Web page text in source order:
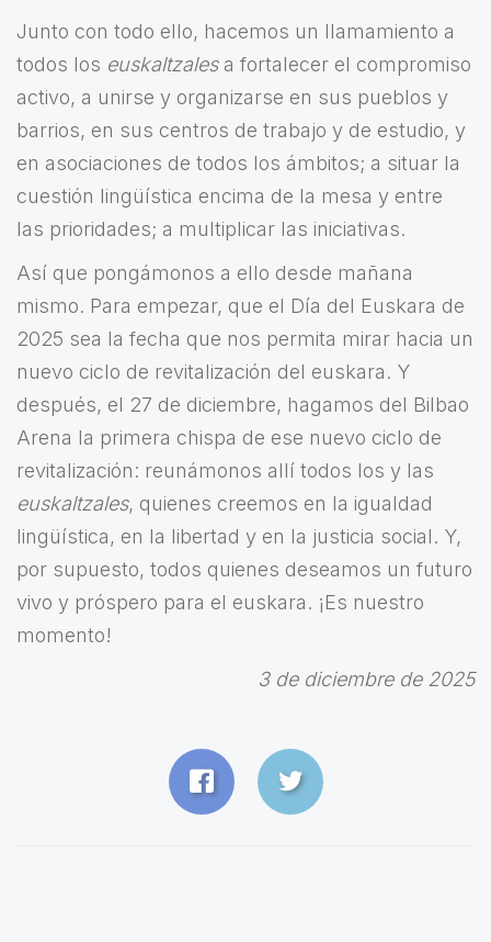
Junto con todo ello, hacemos un llamamiento a
todos los euskaltzalesa fortalecer el compromiso
activo, a unirse y organizarse en sus pueblos y
barrios, en sus centros de trabajo y de estudio, y
en asociaciones de todos los ámbitos; a situar la
cuestión lingüística encima de la mesa y entre
las prioridades; a multiplicar las iniciativas.
Así que pongámonos a ello desde mañana
mismo. Para empezar, que el Día del Euskara de
2025 sea la fecha que nos permita mirar hacia un
nuevo ciclo de revitalización del euskara. Y
después, el 27 de diciembre, hagamos del Bilbao
Arena la primera chispa de ese nuevo ciclo de
revitalización: reunámonos allí todos los y las
euskaltzales, quienes creemos en la igualdad
lingüística, en la libertad y en la justicia social. Y,
por supuesto, todos quienes deseamos un futuro
vivo y próspero para el euskara. ¡Es nuestro
momento!
3 de diciembre de 2025